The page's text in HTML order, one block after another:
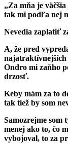
„Za mňa je
tak mi podľa nej
Nevedia zaplatiť
A, že pred
najatraktívnejších
Ondro mi zaňho
drzosť.
Keby mám za to
tak tiež by som
Samozrejme som
menej ako to, čo
vybojoval, to za